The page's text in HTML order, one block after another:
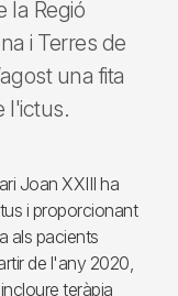
la Regió
i Terres de
una fita
l'ictus.
Joan XXIII ha
i proporcionant
als pacients
de l'any 2020,
teràpia